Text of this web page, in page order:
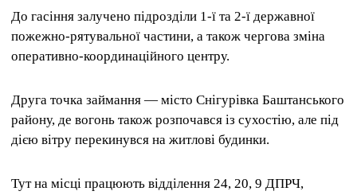
До гасіння залучено підрозділи 1-ї та 2-ї державної
пожежно-рятувальної частини, а також чергова зміна
оперативно-координаційного центру.
Друга точка займання — місто Снігурівка Баштанського
району, де вогонь також розпочався із сухостію, але під
дією вітру перекинувся на житлові будинки.
Тут на місці працюють відділення 24, 20, 9 ДПРЧ,